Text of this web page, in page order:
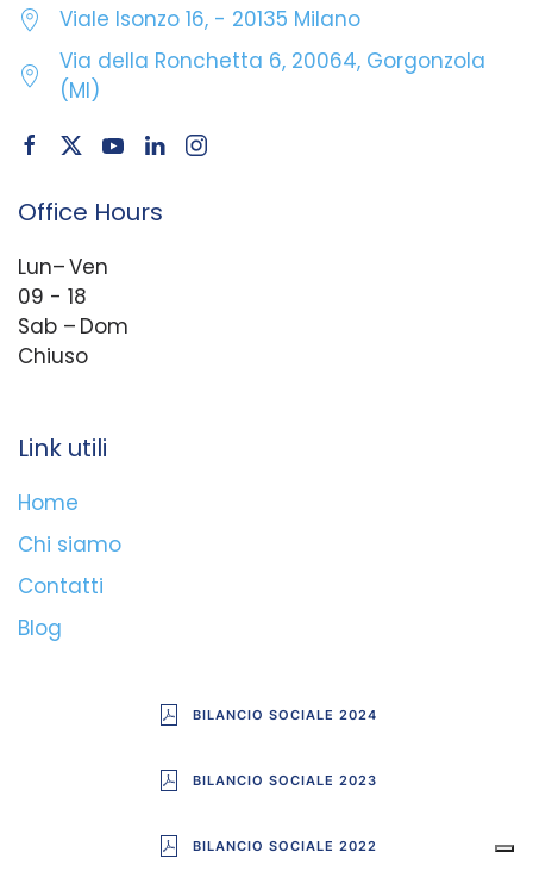
Viale Isonzo 16, - 20135 Milano
Via della Ronchetta 6, 20064, Gorgonzola
(MI)
Office Hours
Lun– Ven
09 - 18
Sab – Dom
Chiuso
Link utili
Home
Chi siamo
Contatti
Blog
BILANCIO SOCIALE 2024
BILANCIO SOCIALE 2023
BILANCIO SOCIALE 2022